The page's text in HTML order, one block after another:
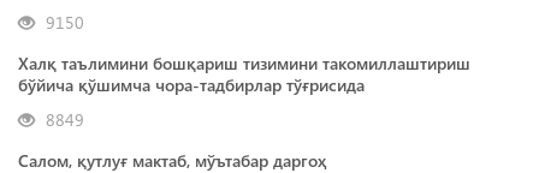
9150
Халқ таълимини бошқариш тизимини такомиллаштириш
бўйича қўшимча чора-тадбирлар тўғрисида
8849
Салом, қутлуғ мактаб, мўътабар даргоҳ